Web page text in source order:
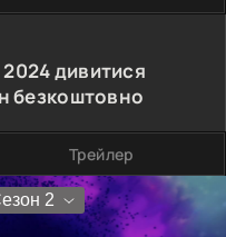
2024дивитися
безкоштовно
Трейлер